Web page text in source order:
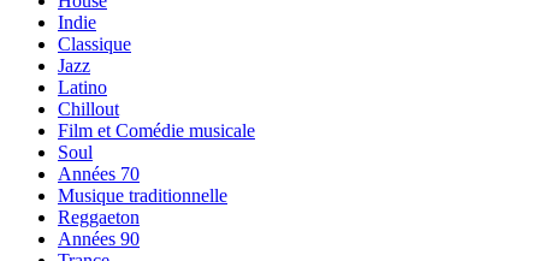
Indie
Classique
Jazz
Latino
Chillout
Film et Comédie musicale
Soul
Années 70
Musique traditionnelle
Reggaeton
Années 90